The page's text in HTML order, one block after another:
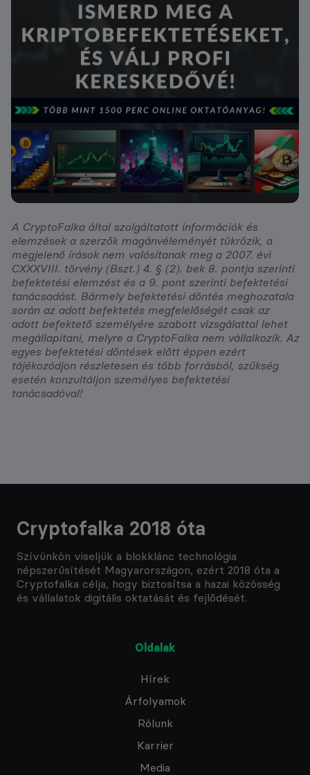
A CryptoFalka által szolgáltatott információk és
elemzések a szerzők magánvéleményét tükrözik, a
megjelenő írások nem valósítanak meg a 2007. évi
CXXXVIII. törvény (Bszt.) 4. § (2). bek 8. pontja szerinti
befektetési elemzést és a 9. pont szerinti befektetési
tanácsadást. Bármely befektetési döntés meghozatala
során az adott befektetés megfelelőségét csak az
adott befektető személyére szabott vizsgálattal lehet
megállapítani, melyre a CryptoFalka nem vállalkozik. Az
egyes befektetési döntések előtt éppen ezért
tájékozódjon részletesen és több forrásból, szükség
esetén konzultáljon személyes befektetési
tanácsadóval!
Cryptofalka 2018 óta
Szívünkön viseljük a blokklánc technológia
népszerűsítését Magyarországon, ezért 2018 óta a
Cryptofalka célja, hogy biztosítsa a hazai közösség
és vállalatok digitális oktatását és fejlődését.
Oldalak
Hírek
Árfolyamok
Rólunk
Karrier
Media